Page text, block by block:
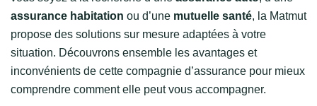
assurance habitation ou d’une mutuelle santé, la Matmut
propose des solutions sur mesure adaptées à votre
situation. Découvrons ensemble les avantages et
inconvénients de cette compagnie d’assurance pour mieux
comprendre comment elle peut vous accompagner.